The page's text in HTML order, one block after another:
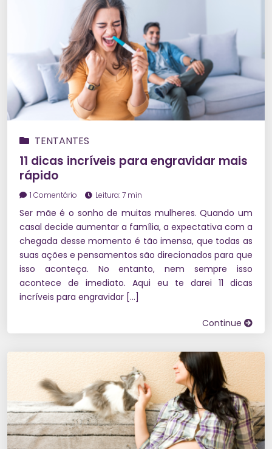
TENTANTES
11 dicas incríveis para engravidar mais
rápido
1 Comentário Leitura: 7 min
Ser mãe é o sonho de muitas mulheres. Quando um
casal decide aumentar a família, a expectativa com a
chegada desse momento é tão imensa, que todas as
suas ações e pensamentos são direcionados para que
isso aconteça. No entanto, nem sempre isso
acontece de imediato. Aqui eu te darei 11 dicas
incríveis para engravidar […]
Continue